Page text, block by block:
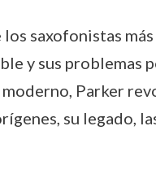
saxofonistas
y sus problemas
Parker
su legado,